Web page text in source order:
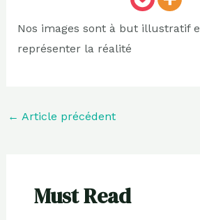
Nos images sont à but illustratif
représenter la réalité
← Article précédent
Must Read